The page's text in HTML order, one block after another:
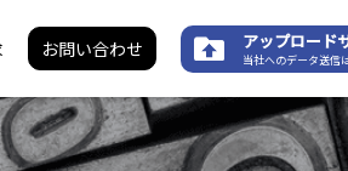
お問い合わせ アップロード
当社へのデータ送信